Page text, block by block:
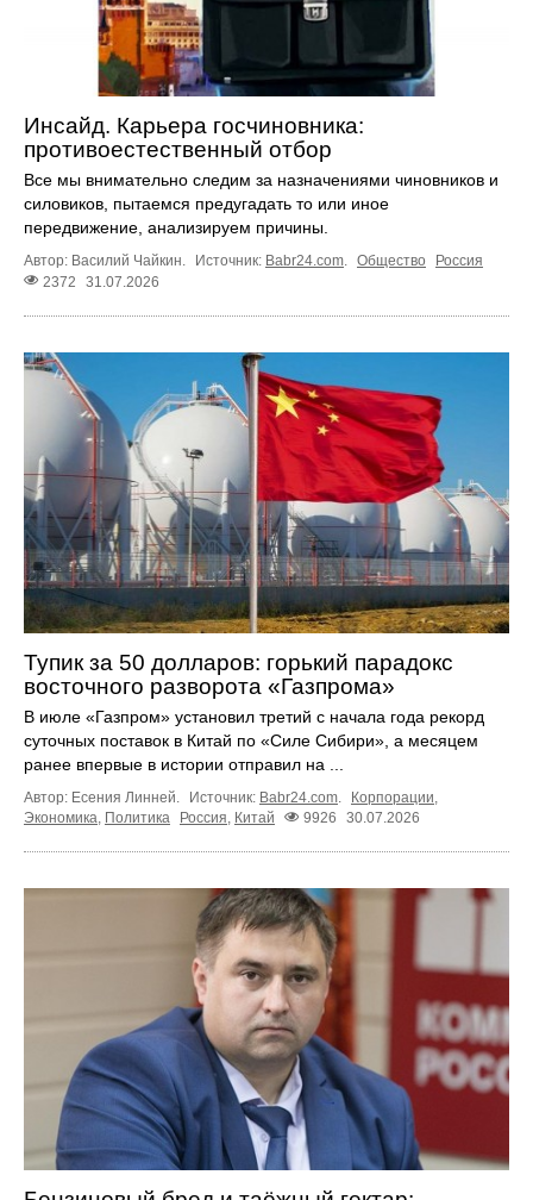
Инсайд. Карьера госчиновника:
противоестественный отбор
Все мы внимательно следим за назначениями чиновников и
силовиков, пытаемся предугадать то или иное
передвижение, анализируем причины.
Автор: Василий Чайкин. Источник: Babr24.com. Общество
Россия
2372
31.07.2026
Тупик за 50 долларов: горький парадокс
восточного разворота «Газпрома»
В июле «Газпром» установил третий с начала года рекорд
суточных поставок в Китай по «Силе Сибири», а месяцем
ранее впервые в истории отправил на ...
Автор: Есения Линней. Источник: Babr24.com. Корпорации,
Экономика, Политика Россия, Китай 9926 30.07.2026